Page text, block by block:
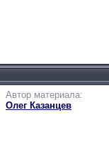
Автор материала:
Олег Казанцев